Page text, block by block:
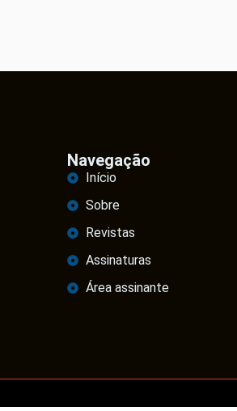
Navegação
Início
Sobre
Revistas
Assinaturas
Área assinante